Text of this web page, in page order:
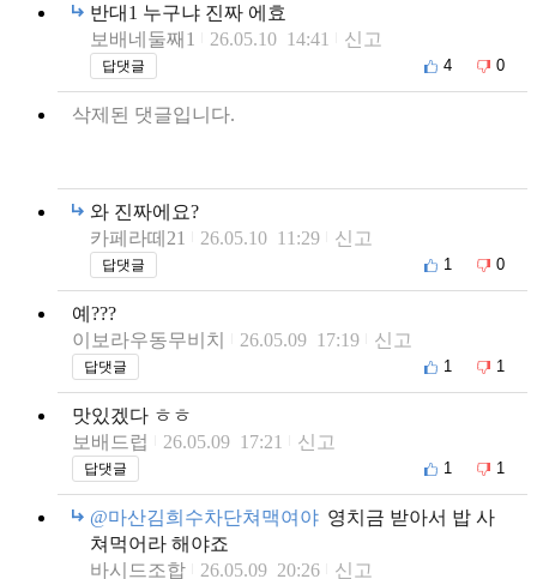
반대1 누구냐 진짜 에효
보배네둘째1
26.05.10 14:41 신고
답댓글 4 0
삭제된 댓글입니다.
와 진짜에요?
카페라떼21
26.05.10 11:29 신고
답댓글 1 0
예???
이보라우동무비치
26.05.09 17:19 신고
답댓글 1 1
맛있겠다 ㅎㅎ
보배드럽
26.05.09 17:21 신고
답댓글 1 1
@마산김희수차단쳐맥여야 영치금 받아서 밥 사
쳐먹어라 해야죠
바시드조합
26.05.09 20:26 신고